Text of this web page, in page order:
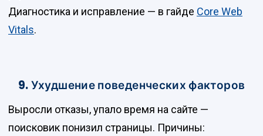
Диагностика и исправление — в гайде Core Web
Vitals.
9. Ухудшение поведенческих факторов
Выросли отказы, упало время на сайте —
поисковик понизил страницы. Причины: